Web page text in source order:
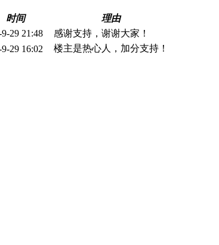
时间
理由
9-29 21:48
感谢支持，谢谢大家！
29 16:02 楼主是热心人，加分支持！